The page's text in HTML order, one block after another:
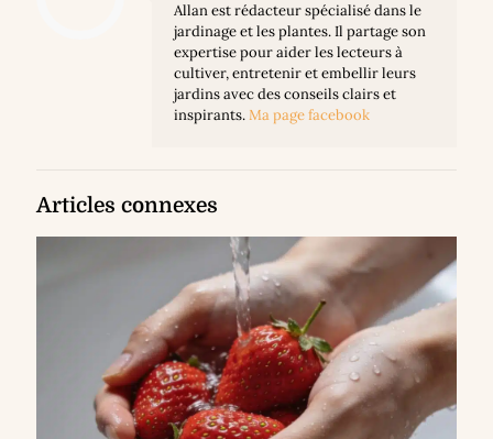
Allan est rédacteur spécialisé dans le
jardinage et les plantes. Il partage son
expertise pour aider les lecteurs à
cultiver, entretenir et embellir leurs
jardins avec des conseils clairs et
inspirants.Ma page facebook
Articles connexes